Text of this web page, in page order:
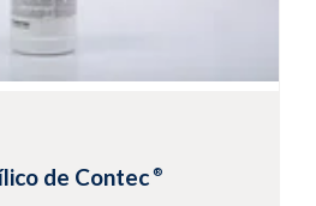
de Contec ®